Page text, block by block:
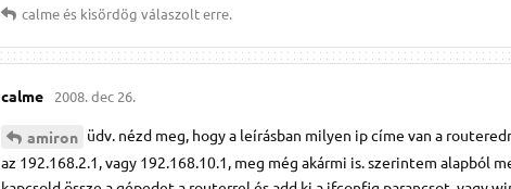
calmeés kisördög válaszolt erre.
calme 2008. dec 26.
amiron üdv. nézd meg, hogy a leírásban milyen ip címe van a
az 192.168.2.1, vagy 192.168.10.1, meg még akármi is. szerintem alapból